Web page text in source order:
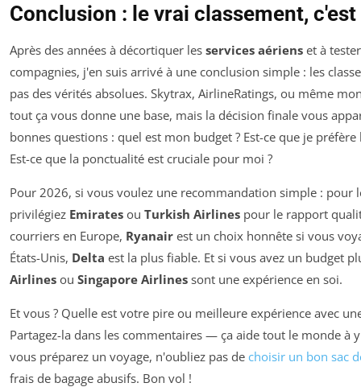
Conclusion : le vrai classement,
Après des années à décortiquer les services aériens et à
compagnies, j'en suis arrivé à une conclusion simple : les
pas des vérités absolues. Skytrax, AirlineRatings, ou même
tout ça vous donne une base, mais la décision finale vous
bonnes questions : quel est mon budget ? Est-ce que je
Est-ce que la ponctualité est cruciale pour moi ?
Pour 2026, si vous voulez une recommandation simple : pour
privilégiez Emirates ou Turkish Airlines pour le rapport
courriers en Europe, Ryanair est un choix honnête si vous
États-Unis, Delta est la plus fiable. Et si vous avez un budget
Airlines ou Singapore Airlines sont une expérience en soi.
Et vous ? Quelle est votre pire ou meilleure expérience avec
Partagez-la dans les commentaires — ça aide tout le monde à
vous préparez un voyage, n'oubliez pas de choisir un bon sac
frais de bagage abusifs. Bon vol !